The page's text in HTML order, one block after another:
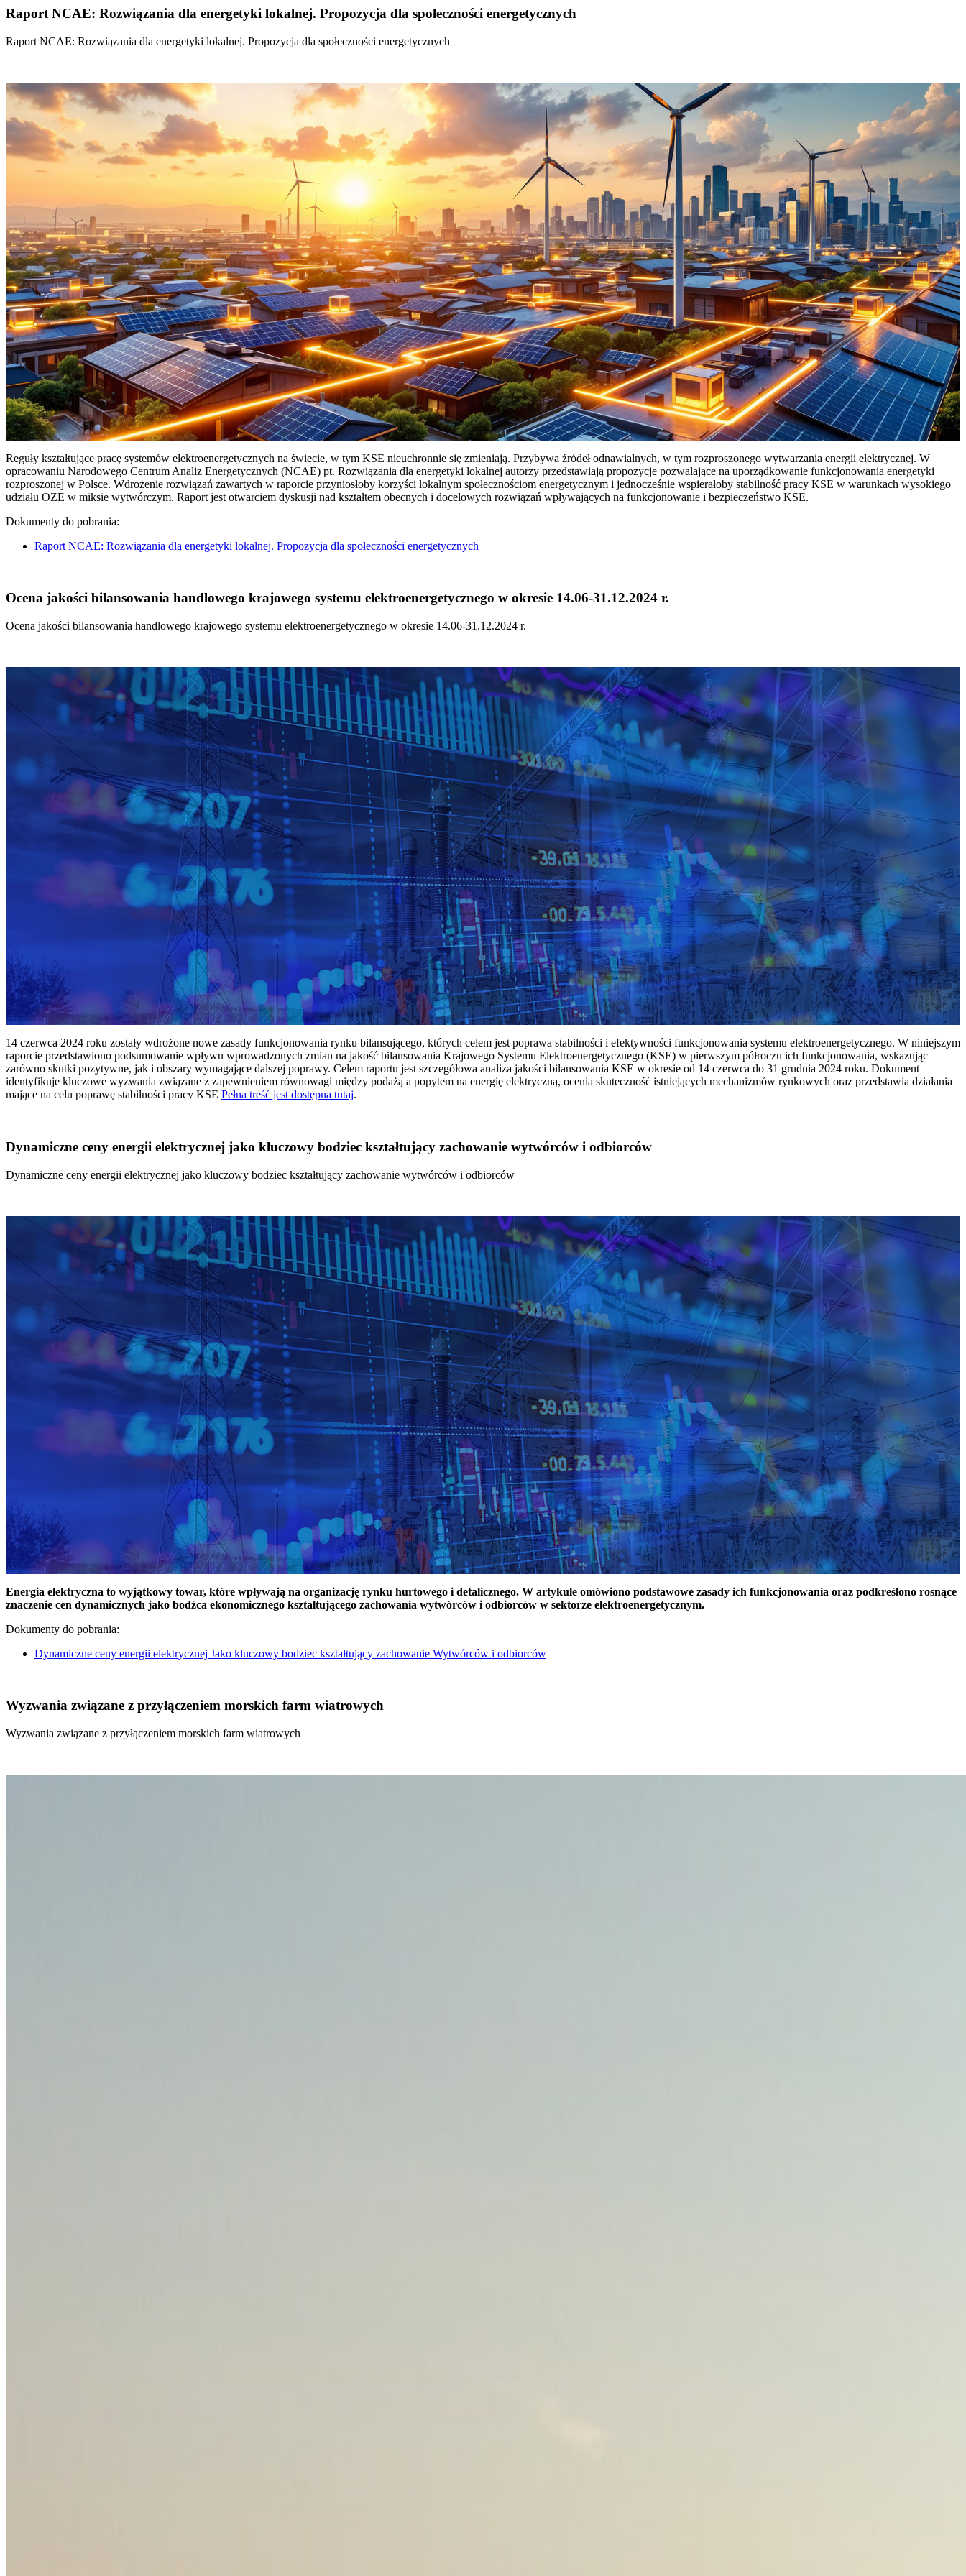
Raport NCAE: Rozwiązania dla energetyki lokalnej. Propozycja dla społeczności energetycznych
Raport NCAE: Rozwiązania dla energetyki lokalnej. Propozycja dla społeczności energetycznych
Reguły kształtujące pracę systemów elektroenergetycznych na świecie, w tym KSE nieuchronnie się zmieniają. Przybywa źródeł odnawialnych, w tym rozproszonego wytwarzania energii elektrycznej. W
opracowaniu Narodowego Centrum Analiz Energetycznych (NCAE) pt. Rozwiązania dla energetyki lokalnej autorzy przedstawiają propozycje pozwalające na uporządkowanie funkcjonowania energetyki
rozproszonej w Polsce. Wdrożenie rozwiązań zawartych w raporcie przyniosłoby korzyści lokalnym społecznościom energetycznym i jednocześnie wspierałoby stabilność pracy KSE w warunkach wysokiego
udziału OZE w miksie wytwórczym. Raport jest otwarciem dyskusji nad kształtem obecnych i docelowych rozwiązań wpływających na funkcjonowanie i bezpieczeństwo KSE.
Dokumenty do pobrania:
Raport NCAE: Rozwiązania dla energetyki lokalnej. Propozycja dla społeczności energetycznych
Ocena jakości bilansowania handlowego krajowego systemu elektroenergetycznego w okresie 14.06-31.12.2024 r.
Ocena jakości bilansowania handlowego krajowego systemu elektroenergetycznego w okresie 14.06-31.12.2024 r.
14 czerwca 2024 roku zostały wdrożone nowe zasady funkcjonowania rynku bilansującego, których celem jest poprawa stabilności i efektywności funkcjonowania systemu elektroenergetycznego. W niniejszym
raporcie przedstawiono podsumowanie wpływu wprowadzonych zmian na jakość bilansowania Krajowego Systemu Elektroenergetycznego (KSE) w pierwszym półroczu ich funkcjonowania, wskazując
zarówno skutki pozytywne, jak i obszary wymagające dalszej poprawy. Celem raportu jest szczegółowa analiza jakości bilansowania KSE w okresie od 14 czerwca do 31 grudnia 2024 roku. Dokument
identyfikuje kluczowe wyzwania związane z zapewnieniem równowagi między podażą a popytem na energię elektryczną, ocenia skuteczność istniejących mechanizmów rynkowych oraz przedstawia działania
mające na celu poprawę stabilności pracy KSE Pełna treść jest dostępna tutaj.
Dynamiczne ceny energii elektrycznej jako kluczowy bodziec kształtujący zachowanie wytwórców i odbiorców
Dynamiczne ceny energii elektrycznej jako kluczowy bodziec kształtujący zachowanie wytwórców i odbiorców
Energia elektryczna to wyjątkowy towar, które wpływają na organizację rynku hurtowego i detalicznego. W artykule omówiono podstawowe zasady ich funkcjonowania oraz podkreślono rosnące
znaczenie cen dynamicznych jako bodźca ekonomicznego kształtującego zachowania wytwórców i odbiorców w sektorze elektroenergetycznym.
Dokumenty do pobrania:
Dynamiczne ceny energii elektrycznej Jako kluczowy bodziec kształtujący zachowanie Wytwórców i odbiorców
Wyzwania związane z przyłączeniem morskich farm wiatrowych
Wyzwania związane z przyłączeniem morskich farm wiatrowych